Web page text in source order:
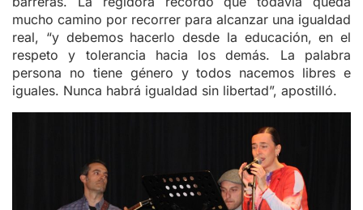
mucho camino por recorrer para alcanzar una igualdad
real, “y debemos hacerlo desde la educación, en el
respeto y tolerancia hacia los demás. La palabra
persona no tiene género y todos nacemos libres e
iguales. Nunca habrá igualdad sin libertad”, apostilló.